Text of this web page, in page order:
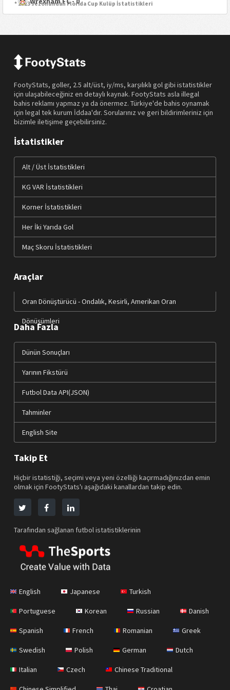
* 2023 sezonundan Florida Cup Kulüp İstatistikleri
FootyStats, goller, 2.5 alt/üst, iy/ms, karşılıklı gol gibi istatistikler
için ulaşabileceğiniz en detaylı kaynak. FootyStats asla illegal
bahis reklamı yapmaz ya da önermez. Türkiye'de bahis oynamak
için legal tek kurum İddaa'dır. Sorularınız ve geri bildirimleriniz için
bizimle iletişime geçebilirsiniz.
İstatistikler
Alt / Üst İstatistikleri
KG VAR İstatistikleri
Korner İstatistikleri
Her İki Yarıda Gol
Maç Skoru İstatistikleri
Araçlar
Oran Dönüştürücü - Ondalık, Kesirli, Amerikan Oran
Dönüşümleri
Daha Fazla
Dünün Sonuçları
Yarının Fikstürü
Futbol Data API(JSON)
Tahminler
English Site
Takip Et
Hiçbir istatistiği, seçimi veya yeni özelliği kaçırmadığınızdan emin
olmak için FootyStats'ı aşağıdaki kanallardan takip edin.
Tarafından sağlanan futbol istatistiklerinin
English Japanese Turkish
Portuguese Korean Russian Danish
Spanish French Romanian Greek
Swedish Polish German Dutch
Italian Czech Chinese Traditional